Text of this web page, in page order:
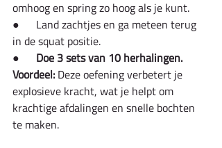
omhoog en spring zo hoog als je kunt.
●      Land zachtjes en ga meteen terug
in de squat positie.
● Doe 3 sets van 10 herhalingen.
Voordeel: Deze oefening verbetert je
explosieve kracht, wat je helpt om
krachtige afdalingen en snelle bochten
te maken.